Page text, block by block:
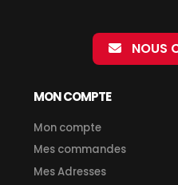
NOUS
MON COMPTE
Mon compte
Mes commandes
Mes Adresses